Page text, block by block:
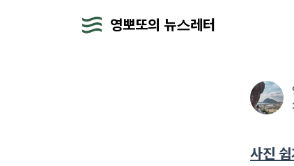
영뽀또의 뉴스레터
사진